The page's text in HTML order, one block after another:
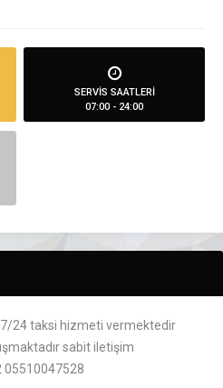
SERVİS SAATLERİ
07:00 - 24:00
24 taksi hizmeti vermektedir
sabit iletişim
05510047528